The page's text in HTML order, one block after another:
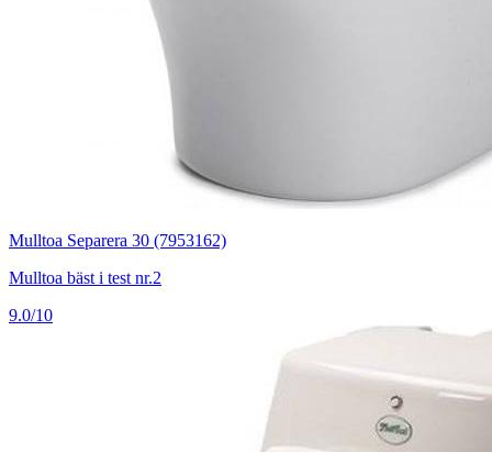
Mulltoa Separera 30 (7953162)
Mulltoa bäst i test nr.2
9.0/10